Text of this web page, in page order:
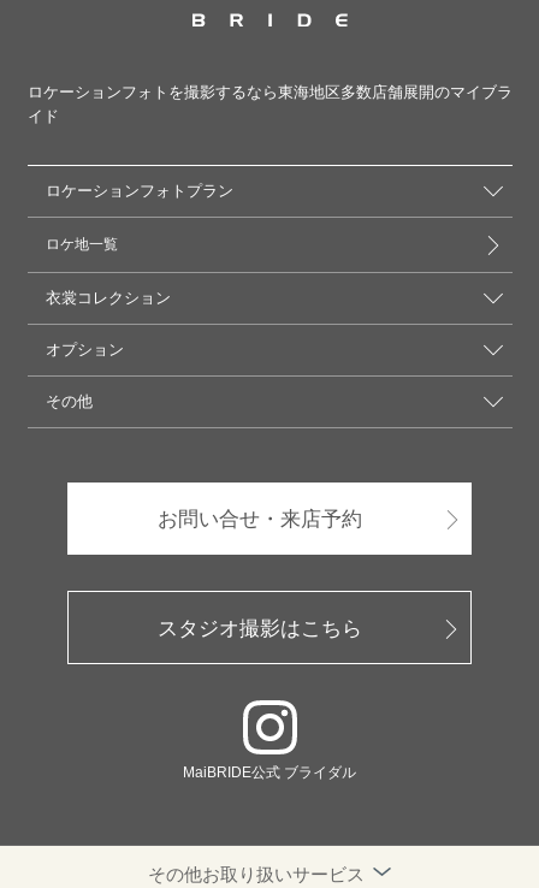
ロケーションフォトを撮影するなら東海地区多数店舗展開のマイブラ
イド
ロケーションフォトプラン
ロケ地一覧
衣裳コレクション
オプション
その他
お問い合せ・来店予約
スタジオ撮影はこちら
MaiBRIDE公式 ブライダル
その他お取り扱いサービス